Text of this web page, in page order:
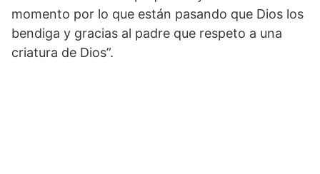
momento por lo que están pasando que Dios los
bendiga y gracias al padre que respeto a una
criatura de Dios”.